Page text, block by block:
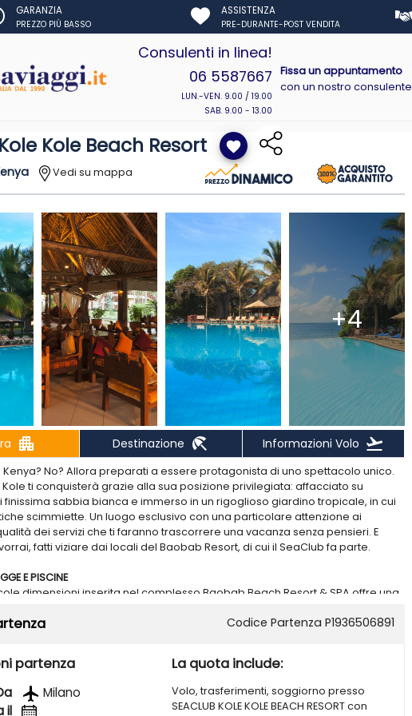
GARANZIA
PREZZO PIÙ BASSO
ASSISTENZA
PRE-DURANTE-POST VENDITA
Consulenti in linea!
06 5587667
LUN.-VEN. 9.00 / 19.00
SAB. 9.00 - 13.00
Fissa un appuntamento
con un nostro consulente
Kole Beach Resort favorite
Vedi su mappa
+4
apartment Destinazione beach_access Informazioni Volo flight_takeoff
Kenya? No? Allora preparati a essere protagonista di uno spettacolo unico.
Kole ti conquisterà grazie alla sua posizione privilegiata: affacciato su
finissima sabbia bianca e immerso in un rigoglioso giardino tropicale, in cui
scimmiette. Un luogo esclusivo con una particolare attenzione ai
dei servizi che ti faranno trascorrere una vacanza senza pensieri. E
fatti viziare dai locali del Baobab Resort, di cui il SeaClub fa parte.
E PISCINE
dimensioni inserita nel complesso Baobab Beach Resort & SPA offre una
spiaggia bianca sabbiosa non attrezzata, dispone di 1 grande piscina a
per bambini. Ombrelloni, lettini in piscina e nei giardini e teli mare
Codice Partenza P1936506891
partenza
Milano
il
La quota include:
Volo, trasferimenti, soggiorno presso
SEACLUB KOLE KOLE BEACH RESORT con